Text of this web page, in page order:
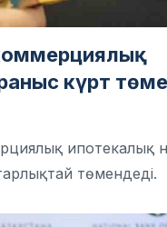
күрт
ипотекалық
төмендеді.